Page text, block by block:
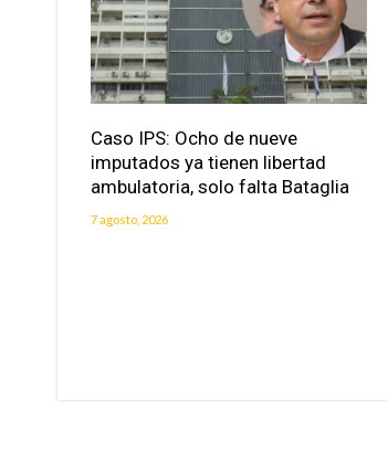
Caso IPS: Ocho de nueve
imputados ya tienen libertad
ambulatoria, solo falta Bataglia
7 agosto, 2026